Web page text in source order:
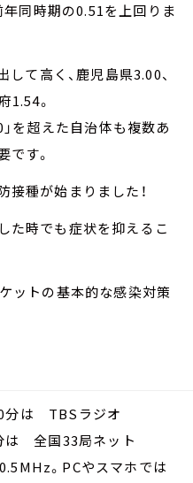
同時期の0.51を上回りま
て高く、鹿児島県3.00、
1.54。
を超えた自治体も複数あ
です。
種が始まりました！
た時でも症状を抑えるこ
ットの基本的な感染対策
分は TBSラジオ
は 全国33局ネット
。PCやスマホでは